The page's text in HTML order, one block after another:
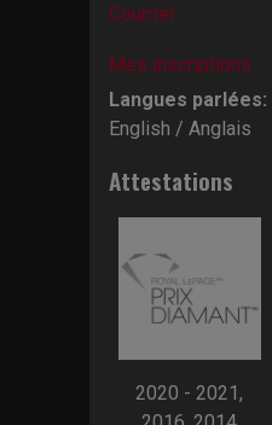
Courriel
Mes inscriptions
Langues parlées:
English / Anglais
Attestations
2020 - 2021,